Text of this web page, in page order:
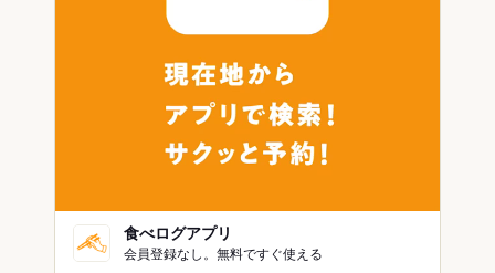
食べログアプリ
会員登録なし。無料ですぐ使える